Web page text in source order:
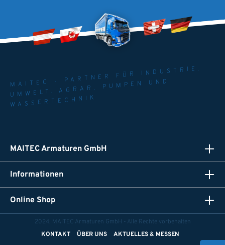
MAITEC - PARTNER FÜR INDUSTRIE.
UMWELT. AGRAR. PUMPEN UND
WASSERTECHNIK
MAITEC Armaturen GmbH
Informationen
Online Shop
2024, MAITEC Armaturen GmbH - Alle Rechte vorbehalten
KONTAKT
ÜBER UNS
AKTUELLES & MESSEN